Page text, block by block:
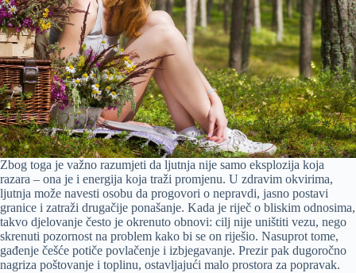
Zbog toga je važno razumjeti da ljutnja nije samo eksplozija koja
razara – ona je i energija koja traži promjenu. U zdravim okvirima,
ljutnja može navesti osobu da progovori o nepravdi, jasno postavi
granice i zatraži drugačije ponašanje. Kada je riječ o bliskim odnosima,
takvo djelovanje često je okrenuto obnovi: cilj nije uništiti vezu, nego
skrenuti pozornost na problem kako bi se on riješio. Nasuprot tome,
gađenje češće potiče povlačenje i izbjegavanje. Prezir pak dugoročno
nagriza poštovanje i toplinu, ostavljajući malo prostora za popravak.